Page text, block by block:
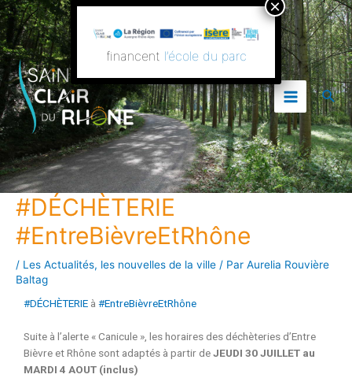
Aller
au
contenu
Main
Menu
#DÉCHÈTERIE
#EntreBièvreEtRhône
/ Les Actualités, les nouvelles de la ville / Par Aurelia Rouvière
Baltag
#DÉCHÈTERIE à #EntreBièvreEtRhône
Suite à l’alerte « Canicule », les horaires des déchèteries d’Entre
Bièvre et Rhône sont adaptés à partir deJEUDI 30 JUILLET au
MARDI 4 AOUT (inclus)
Navigation
de
l’article
financent l’école du parc